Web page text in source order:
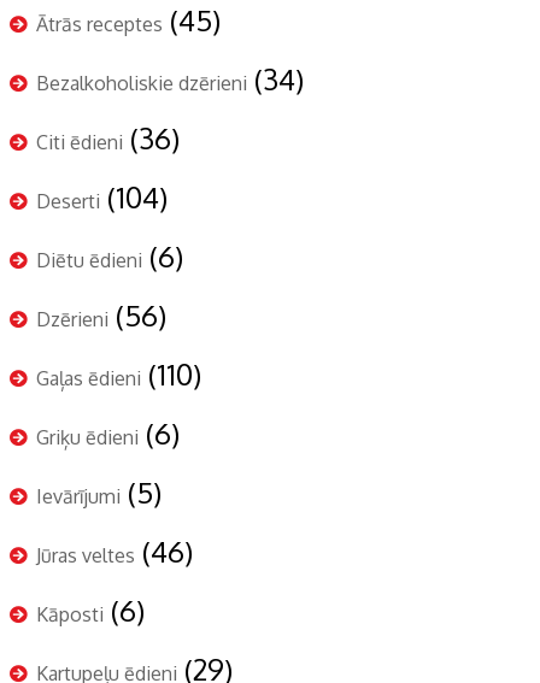
Ātrās receptes (45)
Bezalkoholiskie dzērieni (34)
Citi ēdieni (36)
Deserti (104)
Diētu ēdieni (6)
Dzērieni (56)
Gaļas ēdieni (110)
Griķu ēdieni (6)
Ievārījumi (5)
Jūras veltes (46)
Kāposti (6)
Kartupeļu ēdieni (29)